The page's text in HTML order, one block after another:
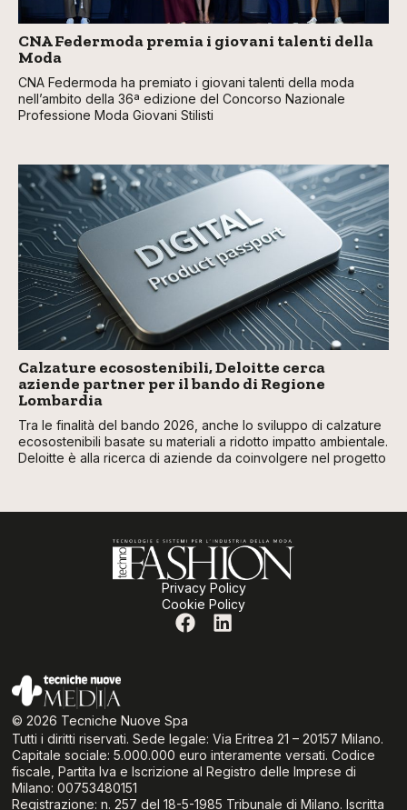
CNA Federmoda premia i giovani talenti della
Moda
CNA Federmoda ha premiato i giovani talenti della moda
nell’ambito della 36ª edizione del Concorso Nazionale
Professione Moda Giovani Stilisti
Calzature ecosostenibili, Deloitte cerca
aziende partner per il bando di Regione
Lombardia
Tra le finalità del bando 2026, anche lo sviluppo di calzature
ecosostenibili basate su materiali a ridotto impatto ambientale.
Deloitte è alla ricerca di aziende da coinvolgere nel progetto
Privacy Policy
Cookie Policy
© 2026 Tecniche Nuove Spa
Tutti i diritti riservati. Sede legale: Via Eritrea 21 – 20157 Milano.
Capitale sociale: 5.000.000 euro interamente versati. Codice
fiscale, Partita Iva e Iscrizione al Registro delle Imprese di
Milano: 00753480151
Registrazione: n. 257 del 18-5-1985 Tribunale di Milano. Iscritta